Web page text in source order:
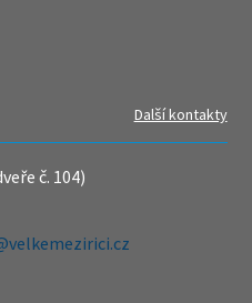
Další kontakty
č. 104)